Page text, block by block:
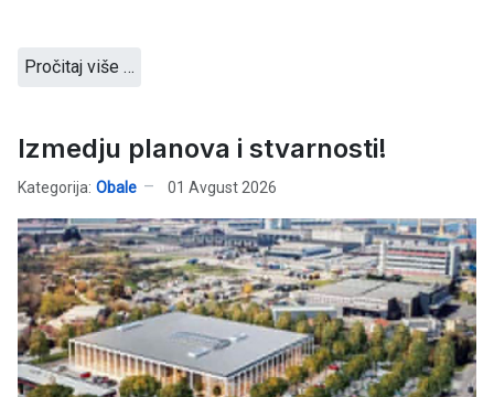
Pročitaj više …
Izmedju planova i stvarnosti!
Kategorija: Obale 01 Avgust 2026